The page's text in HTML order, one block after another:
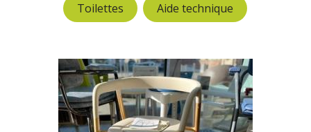
Toilettes
Aide technique